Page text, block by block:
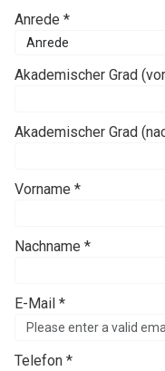
Anrede *
Akademischer Grad
Akademischer Grad
Vorname *
Nachname *
E-Mail *
Telefon *